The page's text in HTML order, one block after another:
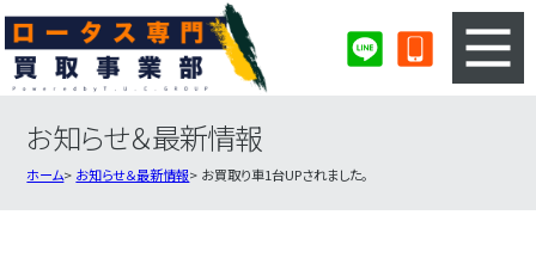
3ステップのカンタン査定
お知らせ＆最新情報
ホーム お知らせ＆最新情報 お買取り車1台UPされました。